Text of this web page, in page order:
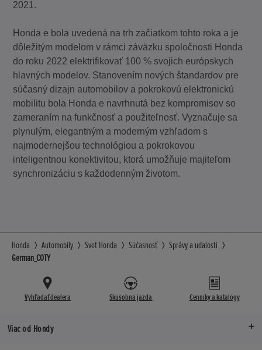
2021.
Honda e bola uvedená na trh začiatkom tohto roka a je
dôležitým modelom v rámci záväzku spoločnosti Honda
do roku 2022 elektrifikovať 100 % svojich európskych
hlavných modelov. Stanovením nových štandardov pre
súčasný dizajn automobilov a pokrokovú elektronickú
mobilitu bola Honda e navrhnutá bez kompromisov so
zameraním na funkčnosť a použiteľnosť. Vyznačuje sa
plynulým, elegantným a moderným vzhľadom s
najmodernejšou technológiou a pokrokovou
inteligentnou konektivitou, ktorá umožňuje majiteľom
synchronizáciu s každodenným životom.
Honda Automobily Svet Honda Súčasnosť
Správy a udalosti
German_COTY
Vyhľadať dealera Skúšobná jazda Cenníky a katalógy
Viac od Hondy